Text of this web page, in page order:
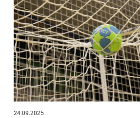
24.09.2025